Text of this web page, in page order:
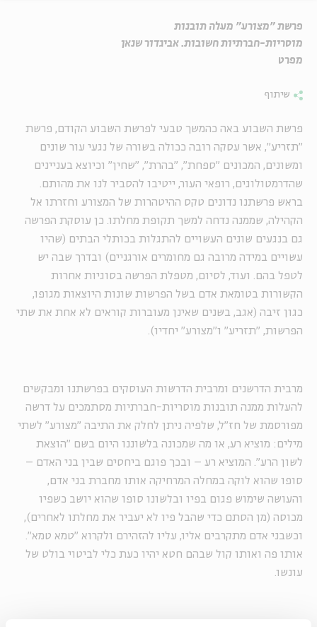
פרשת "מצורע" מעלה תובנות
מוסריות-חברתיות חשובות. אביגדור שנאן
מפרט
שיתוף
פרשת השבוע באה כהמשך טבעי לפרשת השבוע הקודם, פרשת
"תזריע", אשר עסקה רובה ככולה בשורה של נגעי עור שונים
ומשונים, המכונים "ספחת", "בהרת", "שחין" וכיוצא בעניינים
שהדרמטולוגים, רופאי העור, ייטיבו להסביר לנו את מהותם.
בראש פרשתנו נדונים טקס ההיטהרות של המצורע וחזרתו אל
הקהילה, שממנה נדחה למשך תקופת מחלתו. כן עוסקת הפרשה
גם בנגעים שונים העשויים להתגלות בכותלי הבתים (שהיו
עשויים במידה מרובה גם מחומרים אורגניים) ובדרך שבה יש
לטפל בהם. ועוד, לסיום, מטפלת הפרשה בסוגיות אחרות
הקשורות בטומאת אדם בשל הפרשות שונות היוצאות מגופו,
כגון זיבה (אגב, בשנים שאינן מעוברות קוראים לא אחת את שתי
הפרשות, "תזריע" ו"מצורע" יחדיו).
מרבית הדרשנים ומרבית הדרשות העוסקים בפרשתנו ומבקשים
להעלות ממנה תובנות מוסריות-חברתיות מסתמכים על דרשה
מפורסמת של חז"ל, שלפיה ניתן לחלק את התיבה "מצורע" לשתי
מילים: מוציא רע, או מה שמכונה בלשוננו היום בשם "הוצאת
לשון הרע". המוציא רע – ובכך פוגם ביחסים שבין בני האדם –
סופו שהוא לוקה במחלה המרחיקה אותו מחברת בני אדם,
והעושה שימוש פגום בפיו ובלשונו סופו שהוא יושב כשפיו
מכוסה (מן הסתם כדי שהבל פיו לא יעביר את מחלתו לאחרים),
וכשבני אדם מתקרבים אליו, עליו להזהירם ולקרוא "טמא טמא".
אותו פה ואותו קול שבהם חטא יהיו כעת כלי לביטוי בולט של
עונשו.